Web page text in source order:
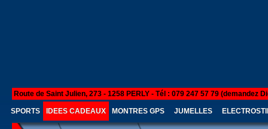
Route de Saint Julien, 273 - 1258 PERLY - Tél : 079 247 57 79 (demandez
SPORTS IDEES CADEAUX MONTRES GPS JUMELLES